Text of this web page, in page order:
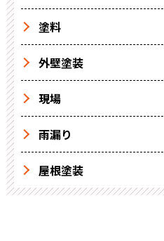
塗料
外壁塗装
現場
雨漏り
屋根塗装